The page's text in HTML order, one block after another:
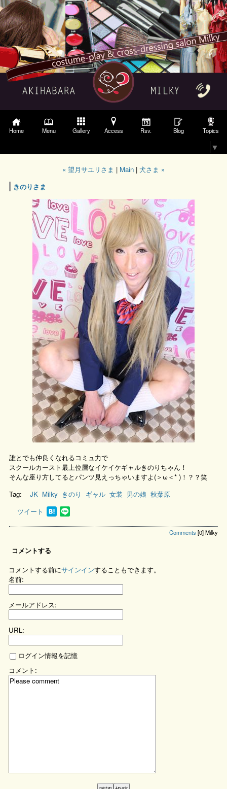
Home Menu Gallery Access Rsv. Blog Topics
▼
« 望月サユリさま | Main | 犬さま »
きのりさま
誰とでも仲良くなれるコミュ力で
スクールカースト最上位層なイケイケギャルきのりちゃん！
そんな座り方してるとパンツ見えっちゃいますよ(＞ω＜* )！？？笑
Tag:
JK Milky きのり ギャル 女装 男の娘 秋葉原
ツイート
Comments [0]Milky
コメントする
コメントする前にサインインすることもできます。
名前:
メールアドレス:
URL:
ログイン情報を記憶
コメント: